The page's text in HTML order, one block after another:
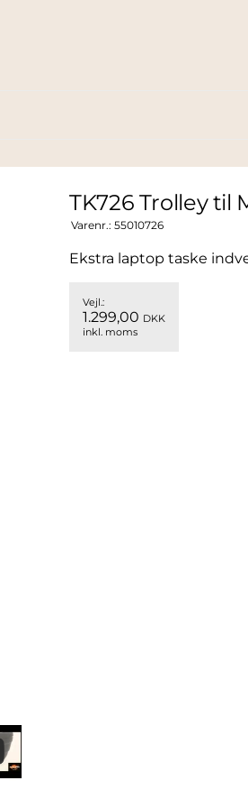
TK726 Trolley til
Varenr.: 55010726
Ekstra laptop taske
Vejl.:
1.299,00 DKK
inkl. moms